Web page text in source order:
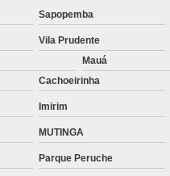
Sapopemba
Vila Prudente
Mauá
Cachoeirinha
Imirim
MUTINGA
Parque Peruche